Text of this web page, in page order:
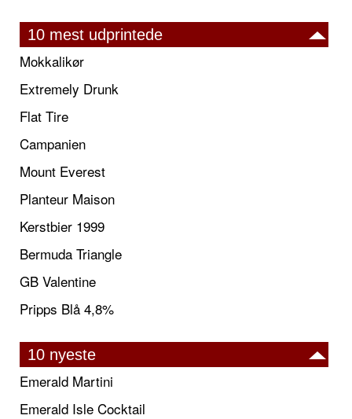
10 mest udprintede
Mokkalikør
Extremely Drunk
Flat Tire
Campanien
Mount Everest
Planteur Maison
Kerstbier 1999
Bermuda Triangle
GB Valentine
Pripps Blå 4,8%
10 nyeste
Emerald Martini
Emerald Isle Cocktail